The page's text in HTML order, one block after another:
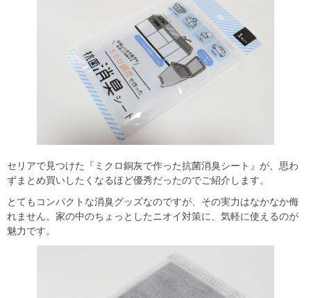
セリアで見つけた『ミクロ銅灰で作った抗菌消臭シート』が、思わ
ずまとめ買いしたくなるほど優秀だったのでご紹介します。
とてもコンパクトな消臭グッズなのですが、その実力はなかなか侮
れません。家の中のちょっとしたニオイ対策に、気軽に使えるのが
魅力です。